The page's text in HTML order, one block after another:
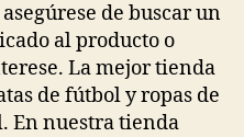
asegúrese de buscar un
al producto o
La mejor tienda
de fútbol y ropas de
En nuestra tienda